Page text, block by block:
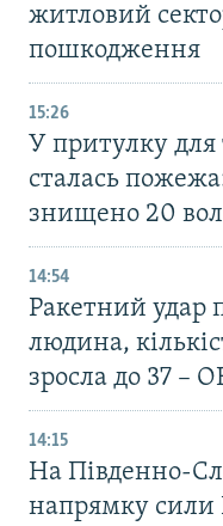
житловий
пошкодження
15:26
У притулку
сталась
знищено 20
14:54
Ракетний удар
людина,
зросла до 37 –
14:15
На Південно-
напрямку сили